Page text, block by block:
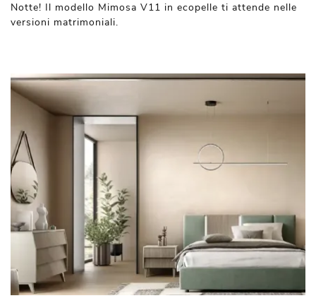
Notte! Il modello Mimosa V11 in ecopelle ti attende nelle
versioni matrimoniali.